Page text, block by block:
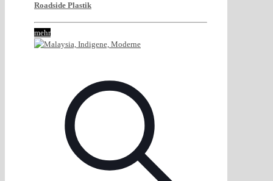
Roadside Plastik
mehr